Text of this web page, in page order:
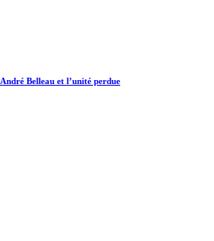
André Belleau et l’unité perdue